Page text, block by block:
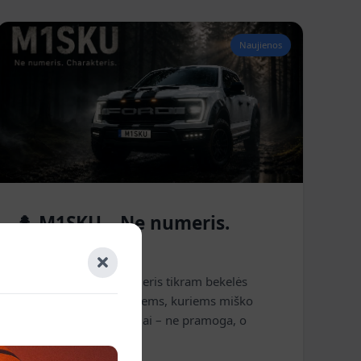
Naujienos
🌲 M1SKU – Ne numeris.
Charakteris.
M1SKU – vardinis numeris tikram bekelės
entuziastui. Sukurtas tiems, kuriems miško
takai, purvas ir nuotykiai – ne pramoga, o